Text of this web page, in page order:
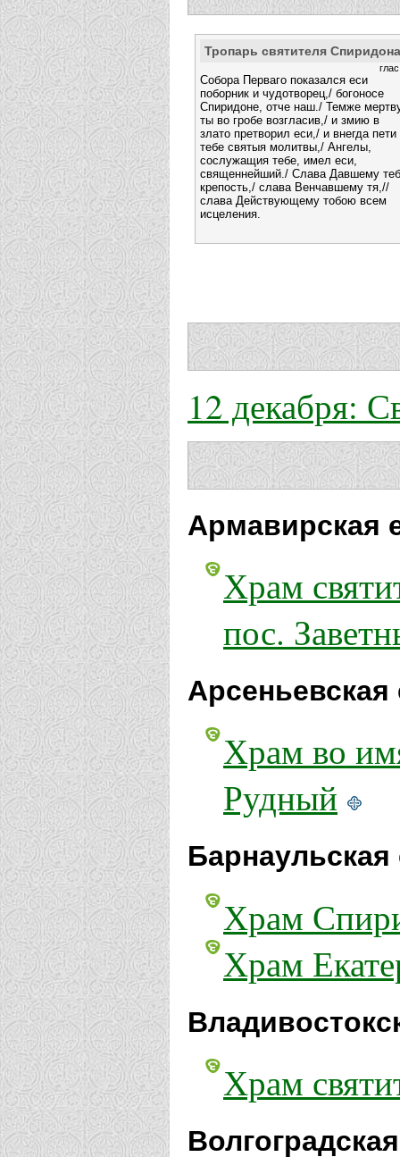
Тропарь святителя Спиридона
Собора Перваго показался еси
поборник и чудотворец,/ богоносе
Спиридоне, отче наш./ Темже
ты во гробе возгласив,/ и змию в
злато претворил еси,/ и внегда пети
тебе святыя молитвы,/ Ангелы,
сослужащия тебе, имел еси,
священнейший./ Слава Давшему
крепость,/ слава Венчавшему тя,//
слава Действующему тобою всем
исцеления.
12 декабря:
Армавирская
Храм
пос.
Арсеньевская
Храм во
Рудный
Храм
Храм
Храм